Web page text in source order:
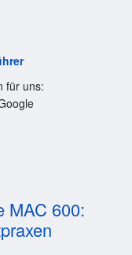
für uns:
MAC 600: